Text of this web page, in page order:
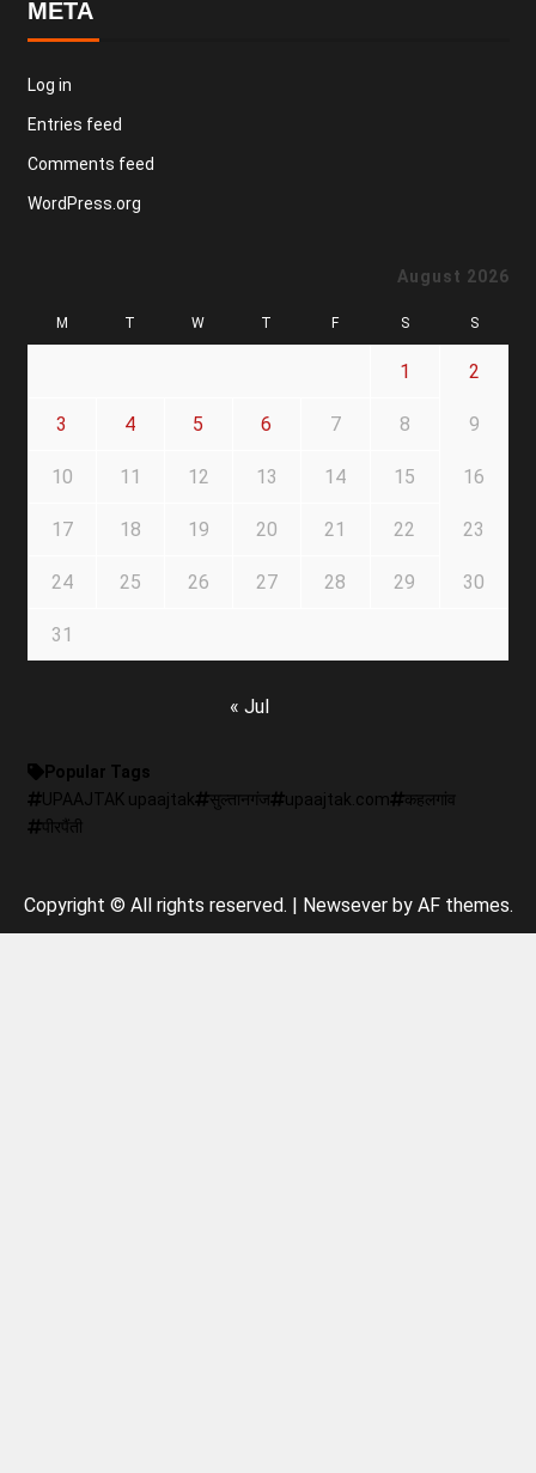
META
Log in
Entries feed
Comments feed
WordPress.org
August 2026
M T W T F S S
1 2
3 4 5 6 7 8 9
10 11 12 13 14 15 16
17 18 19 20 21 22 23
24 25 26 27 28 29 30
31
« Jul
Popular Tags
UPAAJTAK upaajtak
सुल्तानगंज upaajtak.com
कहलगांव
पीरपैंती
Copyright © All rights reserved. | Newseverby AF themes.